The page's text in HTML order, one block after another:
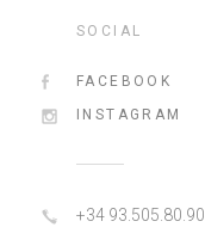
SOCIAL
FACEBOOK
INSTAGRAM
+34 93.505.80.90